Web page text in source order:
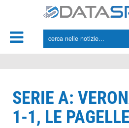
SERIE A:
1-1, LE PAGELLE